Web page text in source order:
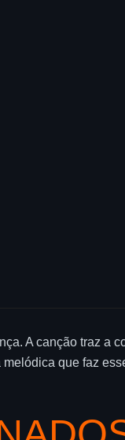
A canção traz a
que faz